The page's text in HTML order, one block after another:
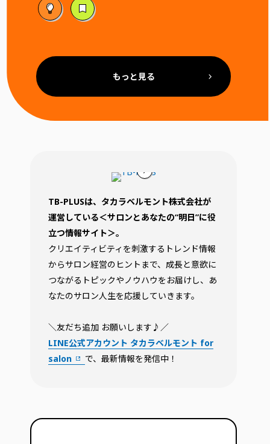
もっと見る
TB-PLUSは、タカラベルモント株式会社が
運営している＜サロンとあなたの“明日”に役
立つ情報サイト＞。
クリエイティビティを刺激するトレンド情報
からサロン経営のヒントまで、成長と意欲に
つながるトピックやノウハウをお届けし、あ
なたのサロン人生を応援していきます。
＼友だち追加 お願いします♪／
LINE公式アカウント タカラベルモント for
salon
で、最新情報を発信中！